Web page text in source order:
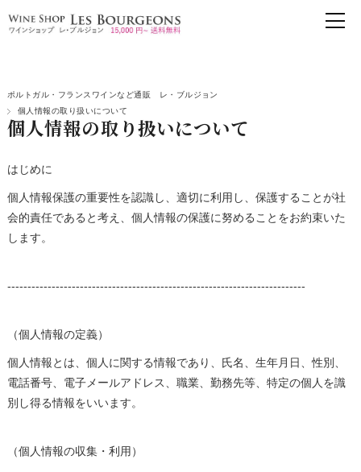
ポルトガル・フランスワインなど通販 レ・ブルジョン
個人情報の取り扱いについて
個人情報の取り扱いについて
はじめに
個人情報保護の重要性を認識し、適切に利用し、保護することが社
会的責任であると考え、個人情報の保護に努めることをお約束いた
します。
--------------------------------------------------------------------------
（個人情報の定義）
個人情報とは、個人に関する情報であり、氏名、生年月日、性別、
電話番号、電子メールアドレス、職業、勤務先等、特定の個人を識
別し得る情報をいいます。
（個人情報の収集・利用）